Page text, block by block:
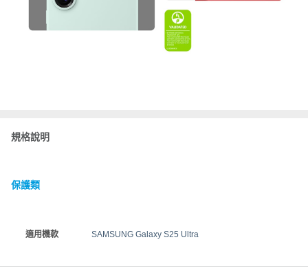
規格說明
保護類
適用機款 SAMSUNG Galaxy S25 Ultra